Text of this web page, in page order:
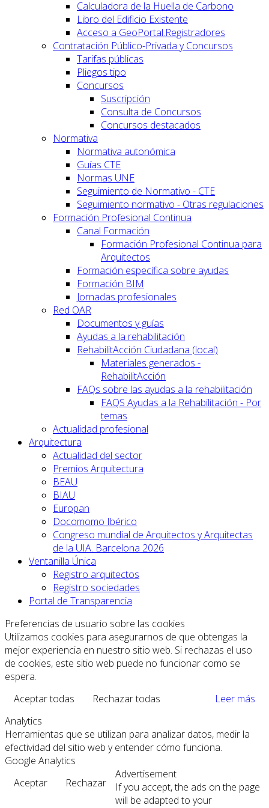
Calculadora de la Huella de Carbono
Libro del Edificio Existente
Acceso a GeoPortal.Registradores
Contratación Público-Privada y Concursos
Tarifas públicas
Pliegos tipo
Concursos
Suscripción
Consulta de Concursos
Concursos destacados
Normativa
Normativa autonómica
Guías CTE
Normas UNE
Seguimiento de Normativo - CTE
Seguimiento normativo - Otras regulaciones
Formación Profesional Continua
Canal Formación
Formación Profesional Continua para
Arquitectos
Formación específica sobre ayudas
Formación BIM
Jornadas profesionales
Red OAR
Documentos y guías
Ayudas a la rehabilitación
RehabilitAcción Ciudadana (local)
Materiales generados -
RehabilitAcción
FAQs sobre las ayudas a la rehabilitación
FAQS Ayudas a la Rehabilitación - Por
temas
Actualidad profesional
Arquitectura
Actualidad del sector
Premios Arquitectura
BEAU
BIAU
Europan
Docomomo Ibérico
Congreso mundial de Arquitectos y Arquitectas
de la UIA. Barcelona 2026
Ventanilla Única
Registro arquitectos
Registro sociedades
Portal de Transparencia
Preferencias de usuario sobre las cookies
Utilizamos cookies para asegurarnos de que obtengas la
mejor experiencia en nuestro sitio web. Si rechazas el uso
de cookies, este sitio web puede no funcionar como se
espera.
Aceptar todas
Rechazar todas
Leer más
Analytics
Herramientas que se utilizan para analizar datos, medir la
efectividad del sitio web y entender cómo funciona.
Google Analytics
Aceptar
Rechazar
Advertisement
If you accept, the ads on the page
will be adapted to your